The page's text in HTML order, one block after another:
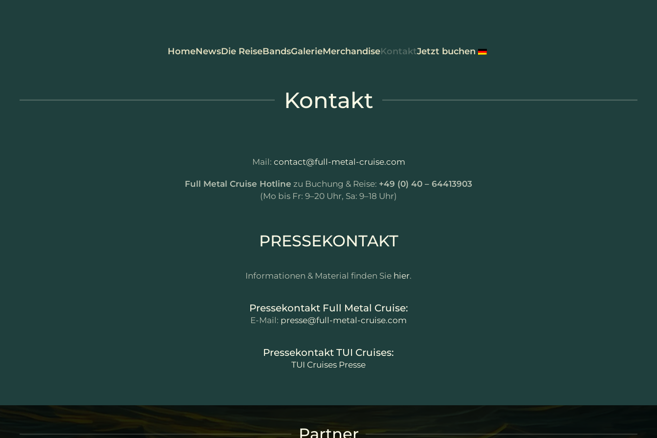
HomeNewsDie ReiseBandsGalerieMerchandiseKontaktJetzt buchen
Kontakt
Mail: contact@full-metal-cruise.com
Full Metal Cruise Hotline zu Buchung & Reise: +49 (0) 40 – 64413903
(Mo bis Fr: 9–20 Uhr, Sa: 9–18 Uhr)
PRESSEKONTAKT
Informationen & Material finden Sie hier.
Pressekontakt Full Metal Cruise:
E-Mail: presse@full-metal-cruise.com
Pressekontakt TUI Cruises:
TUI Cruises Presse
Partner